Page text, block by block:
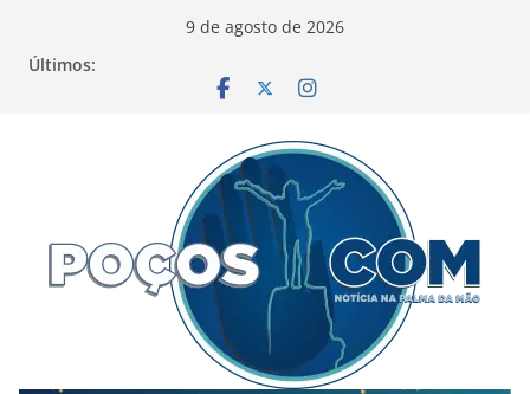
9 de agosto de 2026
Últimos: